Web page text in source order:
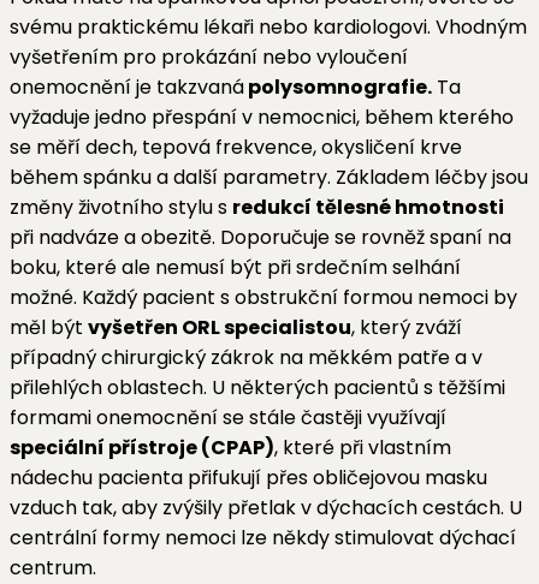
svému praktickému lékaři nebo kardiologovi. Vhodným
vyšetřením pro prokázání nebo vyloučení
onemocnění je takzvanápolysomnografie. Ta
vyžaduje jedno přespání v nemocnici, během kterého
se měří dech, tepová frekvence, okysličení krve
během spánku a další parametry. Základem léčby jsou
změny životního stylu s redukcí tělesné hmotnosti
při nadváze a obezitě. Doporučuje se rovněž spaní na
boku, které ale nemusí být při srdečním selhání
možné. Každý pacient s obstrukční formou nemoci by
měl být vyšetřen ORL specialistou, který zváží
případný chirurgický zákrok na měkkém patře a v
přilehlých oblastech. U některých pacientů s těžšími
formami onemocnění se stále častěji využívají
speciální přístroje (CPAP), které při vlastním
nádechu pacienta přifukují přes obličejovou masku
vzduch tak, aby zvýšily přetlak v dýchacích cestách. U
centrální formy nemoci lze někdy stimulovat dýchací
centrum.